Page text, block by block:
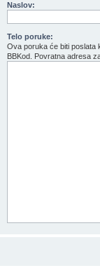
Naslov:
Telo poruke:
Ova poruka će biti poslata
BBKod. Povratna adresa